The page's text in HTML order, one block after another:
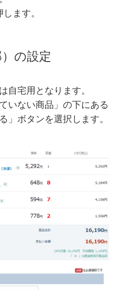
します。
の設定
自宅用となります。
いない商品」の下にある
」ボタンを選択します。